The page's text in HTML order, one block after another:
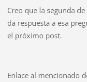
Creo que la segunda
da respuesta a esa
el próximo post.
Enlace al mencionado